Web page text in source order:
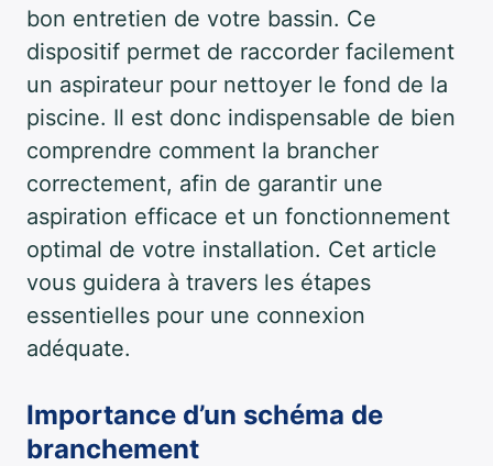
bon entretien de votre bassin. Ce
dispositif permet de raccorder facilement
un aspirateur pour nettoyer le fond de la
piscine. Il est donc indispensable de bien
comprendre comment la brancher
correctement, afin de garantir une
aspiration efficace et un fonctionnement
optimal de votre installation. Cet article
vous guidera à travers les étapes
essentielles pour une connexion
adéquate.
Importance d’un schéma de
branchement